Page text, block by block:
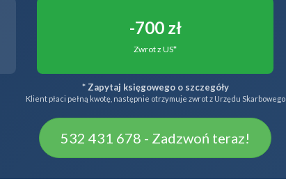
-700 zł
Zwrot z US*
* Zapytaj księgowego o szczegóły
Klient płaci pełną kwotę, następnie otrzymuje zwrot z Urzędu Skarbowego
532 431 678 - Zadzwoń teraz!